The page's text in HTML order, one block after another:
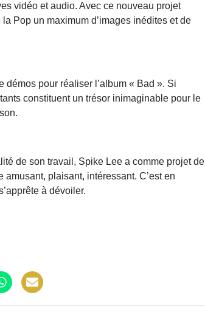
vidéo et audio. Avec ce nouveau projet
Pop un maximum d’images inédites et de
pour réaliser l’album « Bad ». Si
constituent un trésor inimaginable pour le
de son travail, Spike Lee a comme projet de
plaisant, intéressant. C’est en
à dévoiler.